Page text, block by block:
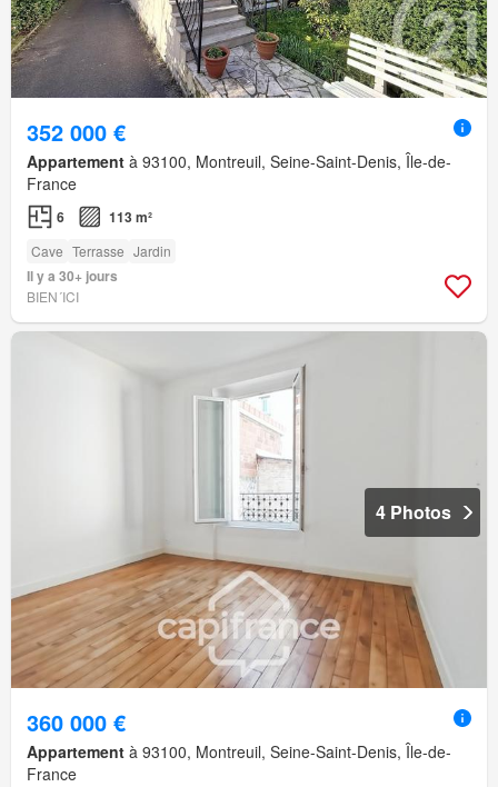
352 000 €
Appartement à 93100, Montreuil, Seine-Saint-Denis, Île-de-
France
6 113 m²
Cave Terrasse Jardin
Il y a 30+ jours
BIEN´ICI
4 Photos
360 000 €
Appartement à 93100, Montreuil, Seine-Saint-Denis, Île-de-
France